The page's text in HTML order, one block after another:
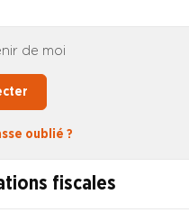
fiscales
de moi
oublié ?